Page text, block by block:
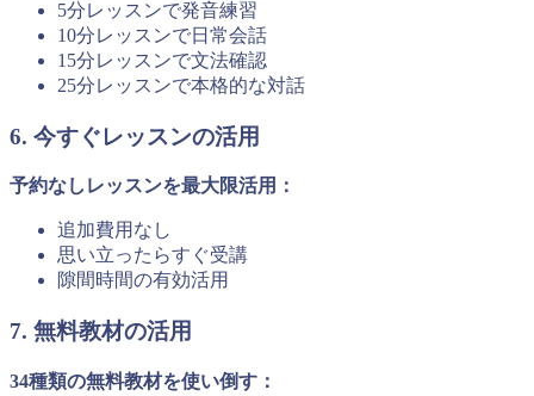
5分レッスンで発音練習
10分レッスンで日常会話
15分レッスンで文法確認
25分レッスンで本格的な対話
6. 今すぐレッスンの活用
予約なしレッスンを最大限活用：
追加費用なし
思い立ったらすぐ受講
隙間時間の有効活用
7. 無料教材の活用
34種類の無料教材を使い倒す：